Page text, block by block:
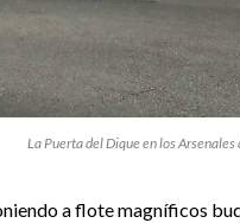
La Puerta del Dique en los
a flote magníficos